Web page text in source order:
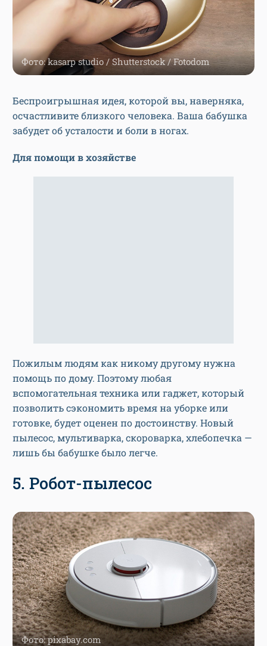
Фото: kasarp studio / Shutterstock / Fotodom
Беспроигрышная идея, которой вы, наверняка,
осчастливите близкого человека. Ваша бабушка
забудет об усталости и боли в ногах.
Для помощи в хозяйстве
Пожилым людям как никому другому нужна
помощь по дому. Поэтому любая
вспомогательная техника или гаджет, который
позволить сэкономить время на уборке или
готовке, будет оценен по достоинству. Новый
пылесос, мультиварка, скороварка, хлебопечка —
лишь бы бабушке было легче.
5. Робот-пылесос
Фото: pixabay.com